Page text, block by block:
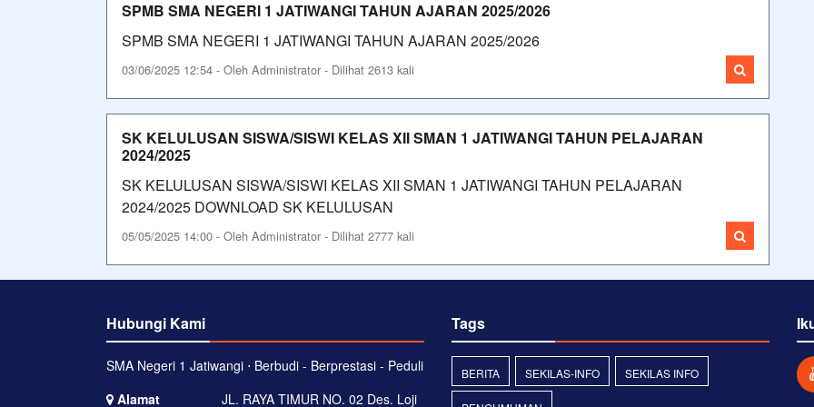
SPMB SMA NEGERI 1 JATIWANGI TAHUN AJARAN 2025/2026
SPMB SMA NEGERI 1 JATIWANGI TAHUN AJARAN 2025/2026
03/06/2025 12:54 - Oleh Administrator - Dilihat 2613 kali
SK KELULUSAN SISWA/SISWI KELAS XII SMAN 1 JATIWANGI TAHUN PELAJARAN
2024/2025
SK KELULUSAN SISWA/SISWI KELAS XII SMAN 1 JATIWANGI TAHUN PELAJARAN
2024/2025 DOWNLOAD SK KELULUSAN
05/05/2025 14:00 - Oleh Administrator - Dilihat 2777 kali
Hubungi Kami
SMA Negeri 1 Jatiwangi ⋅ Berbudi - Berprestasi - Peduli
Alamat
JL. RAYA TIMUR NO. 02 Des. Loji
Tags
BERITA SEKILAS-INFO SEKILAS INFO